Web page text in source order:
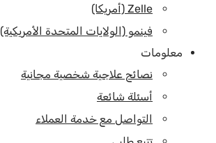
Zelle (أمريكا)
فينمو (الولايات المتحدة الأمريكية)
معلومات
نصائح علاجية شخصية مجانية
أسئلة شائعة
التواصل مع خدمة العملاء